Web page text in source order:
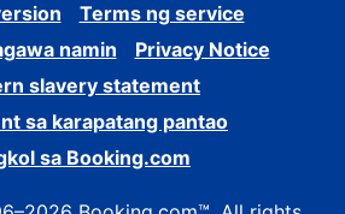
Terms ng service
namin
Privacy Notice
slavery statement
sa karapatang pantao
sa Booking.com